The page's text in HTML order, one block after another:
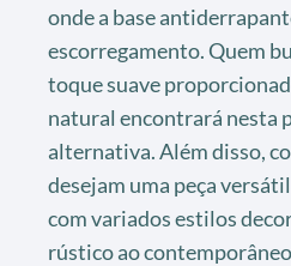
onde a base
escorregamento. Quem
toque suave
natural encontrará nesta
alternativa. Além disso,
desejam uma peça
com variados estilos
rústico ao